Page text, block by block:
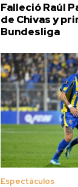
Falleció Raúl
de Chivas y
Bundesliga
Espectáculos